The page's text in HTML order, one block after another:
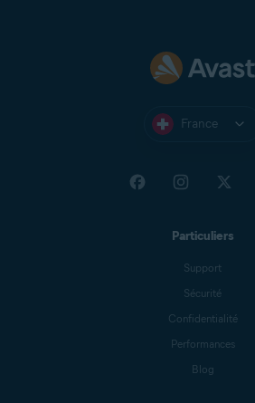
France
Particuliers
Support
Sécurité
Confidentialité
Performances
Blog